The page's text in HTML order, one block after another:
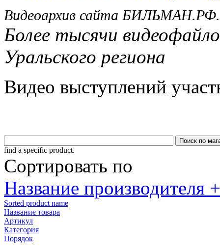
Видеоархив сайта БИЛЬМАН.РФ.
Более тысячи
Уральского региона
Видео выступлений
find a specific product.
Сортировать по
Название производителя
Sorted product name
Название товара
Артикул
Категория
Порядок